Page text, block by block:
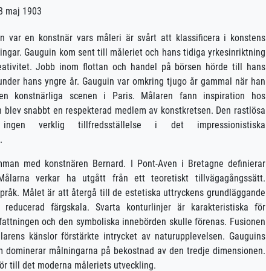
1903
var en konstnär vars måleri är svårt att klassificera i konstens
Gauguin kom sent till måleriet och hans tidiga yrkesinriktning
Jobb inom flottan och handel på börsen hörde till hans
hans yngre år. Gauguin var omkring tjugo år gammal när han
konstnärliga scenen i Paris. Målaren fann inspiration hos
blev snabbt en respekterad medlem av konstkretsen. Den rastlösa
verklig tillfredsställelse i det impressionistiska
med konstnären Bernard. I Pont-Aven i Bretagne definierar
verkar ha utgått från ett teoretiskt tillvägagångssätt.
Målet är att återgå till de estetiska uttryckens grundläggande
färgskala. Svarta konturlinjer är karakteristiska för
och den symboliska innebörden skulle förenas. Fusionen
känslor förstärkte intrycket av naturupplevelsen. Gauguins
målningarna på bekostnad av den tredje dimensionen.
till det moderna måleriets utveckling.